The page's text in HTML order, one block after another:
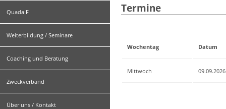
Quada F
Weiterbildung / Seminare
Coaching und Beratung
Zweckverband
Über uns / Kontakt
Termine
Wochentag Datum
Mittwoch 09.09.2026